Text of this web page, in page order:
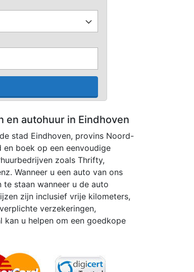
en autohuur in Eindhoven
stad Eindhoven, provins Noord-
en boek op een eenvoudige
zoals Thrifty,
Wanneer u een auto van ons
staan wanneer u de auto
zijn inclusief vrije kilometers,
verzekeringen,
kan u helpen om een goedkope